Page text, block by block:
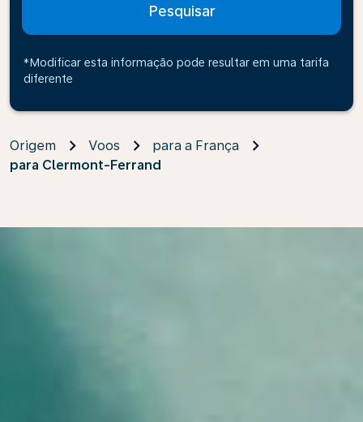
Pesquisar
*Modificar esta informação pode resultar em uma tarifa
diferente
Origem Voos
para a França
para Clermont-Ferrand